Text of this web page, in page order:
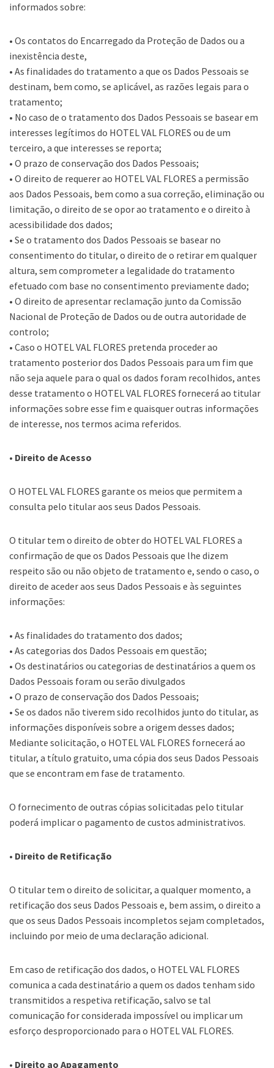
informados sobre:
• Os contatos do Encarregado da Proteção de Dados ou a
inexistência deste,
• As finalidades do tratamento a que os Dados Pessoais se
destinam, bem como, se aplicável, as razões legais para o
tratamento;
• No caso de o tratamento dos Dados Pessoais se basear em
interesses legítimos do HOTEL VAL FLORES ou de um
terceiro, a que interesses se reporta;
• O prazo de conservação dos Dados Pessoais;
• O direito de requerer ao HOTEL VAL FLORES a permissão
aos Dados Pessoais, bem como a sua correção, eliminação ou
limitação, o direito de se opor ao tratamento e o direito à
acessibilidade dos dados;
• Se o tratamento dos Dados Pessoais se basear no
consentimento do titular, o direito de o retirar em qualquer
altura, sem comprometer a legalidade do tratamento
efetuado com base no consentimento previamente dado;
• O direito de apresentar reclamação junto da Comissão
Nacional de Proteção de Dados ou de outra autoridade de
controlo;
• Caso o HOTEL VAL FLORES pretenda proceder ao
tratamento posterior dos Dados Pessoais para um fim que
não seja aquele para o qual os dados foram recolhidos, antes
desse tratamento o HOTEL VAL FLORES fornecerá ao titular
informações sobre esse fim e quaisquer outras informações
de interesse, nos termos acima referidos.
• Direito de Acesso
O HOTEL VAL FLORES garante os meios que permitem a
consulta pelo titular aos seus Dados Pessoais.
O titular tem o direito de obter do HOTEL VAL FLORES a
confirmação de que os Dados Pessoais que lhe dizem
respeito são ou não objeto de tratamento e, sendo o caso, o
direito de aceder aos seus Dados Pessoais e às seguintes
informações:
• As finalidades do tratamento dos dados;
• As categorias dos Dados Pessoais em questão;
• Os destinatários ou categorias de destinatários a quem os
Dados Pessoais foram ou serão divulgados
• O prazo de conservação dos Dados Pessoais;
• Se os dados não tiverem sido recolhidos junto do titular, as
informações disponíveis sobre a origem desses dados;
Mediante solicitação, o HOTEL VAL FLORES fornecerá ao
titular, a título gratuito, uma cópia dos seus Dados Pessoais
que se encontram em fase de tratamento.
O fornecimento de outras cópias solicitadas pelo titular
poderá implicar o pagamento de custos administrativos.
• Direito de Retificação
O titular tem o direito de solicitar, a qualquer momento, a
retificação dos seus Dados Pessoais e, bem assim, o direito a
que os seus Dados Pessoais incompletos sejam completados,
incluindo por meio de uma declaração adicional.
Em caso de retificação dos dados, o HOTEL VAL FLORES
comunica a cada destinatário a quem os dados tenham sido
transmitidos a respetiva retificação, salvo se tal
comunicação for considerada impossível ou implicar um
esforço desproporcionado para o HOTEL VAL FLORES.
• Direito ao Apagamento